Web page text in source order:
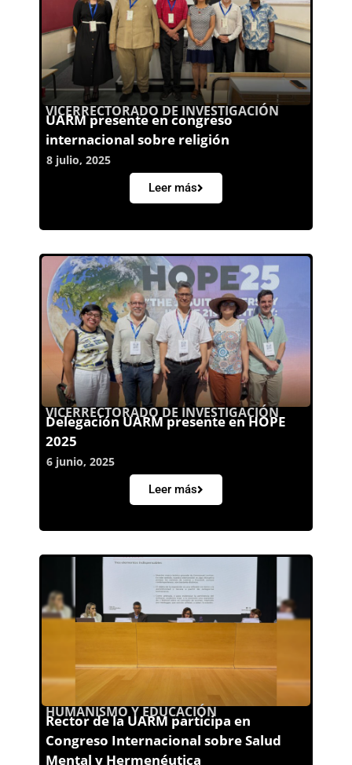
VICERRECTORADO DE INVESTIGACIÓN
UARM presente en congreso
internacional sobre religión
8 julio, 2025
Leer más
VICERRECTORADO DE INVESTIGACIÓN
Delegación UARM presente en HOPE
2025
6 junio, 2025
Leer más
HUMANISMO Y EDUCACIÓN
Rector de la UARM participa en
Congreso Internacional sobre Salud
Mental y Hermenéutica